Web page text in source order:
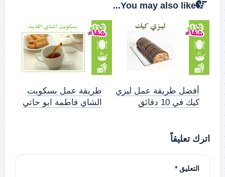
You may also like...
طريقة عمل بسكويت
الشاي فاطمة ابو حاتي
أفضل طريقة عمل ليزي
كيك في 10 دقائق
اترك تعليقاً
التعليق*